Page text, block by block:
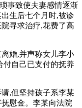
事致使夫妻感情逐渐
生后七个月时,被诊
寻求治疗,花费了高
婚,并声称女儿李小
付自己已支付的抚养
,但坚持孩子系李某
慰金。李某向法院